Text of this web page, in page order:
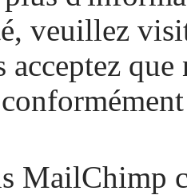
veuillez
acceptez
MailChimp